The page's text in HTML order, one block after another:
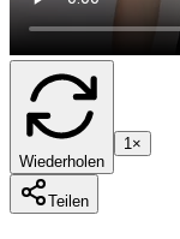
Wiederholen
1×
Teilen